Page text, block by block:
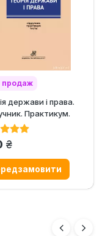
продаж
держави і права.
Практикум.
грн.